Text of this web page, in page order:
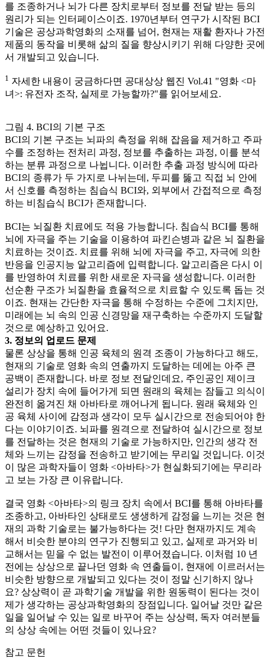
를 조종하거나 뇌가 다른 장치로부터 정보를 전달 받는 등의
원리가 되는 인터페이스이죠. 1970년부터 연구가 시작된 BCI
기술은 공상과학영화의 소재를 넘어, 현재는 재활 환자나 가전
제품의 동작을 비롯해 삶의 질을 향상시키기 위해 다양한 곳에
서 개발되고 있습니다.
1 자세한 내용이 궁금하다면 공대상상 웹진 Vol.41 "영화 <마
녀>: 유전자 조작, 실제로 가능할까?"를 읽어보세요.
그림 4. BCI의 기본 구조
BCI의 기본 구조는 뇌파의 측정을 위해 잡음을 제거하고 주파
수를 조정하는 전처리 과정, 정보를 추출하는 과정, 이를 분석
하는 분류 과정으로 나뉩니다. 이러한 추출 과정 방식에 따라
BCI의 종류가 두 가지로 나뉘는데, 두피를 뚫고 직접 뇌 안에
서 신호를 측정하는 침습식 BCI와, 외부에서 간접적으로 측정
하는 비침습식 BCI가 존재합니다.
BCI는 뇌질환 치료에도 적용 가능합니다. 침습식 BCI를 통해
뇌에 자극을 주는 기술을 이용하여 파킨슨병과 같은 뇌 질환을
치료하는 것이죠. 치료를 위해 뇌에 자극을 주고, 자극에 의한
반응을 인공지능 알고리즘에 입력합니다. 알고리즘은 다시 이
를 반영하여 치료를 위한 새로운 자극을 생성합니다. 이러한
선순환 구조가 뇌질환을 효율적으로 치료할 수 있도록 돕는 것
이죠. 현재는 간단한 자극을 통해 수정하는 수준에 그치지만,
미래에는 뇌 속의 인공 신경망을 재구축하는 수준까지 도달할
것으로 예상하고 있어요.
3. 정보의 업로드 문제
물론 상상을 통해 인공 육체의 원격 조종이 가능하다고 해도,
현재의 기술로 영화 속의 연출까지 도달하는 데에는 아주 큰
공백이 존재합니다. 바로 정보 전달인데요, 주인공인 제이크
설리가 장치 속에 들어가게 되면 원래의 육체는 잠들고 의식이
완전히 옮겨진 채 아바타로 깨어나게 됩니다. 원래 육체와 인
공 육체 사이에 감정과 생각이 모두 실시간으로 전송되어야 한
다는 이야기이죠. 뇌파를 원격으로 전달하여 실시간으로 정보
를 전달하는 것은 현재의 기술로 가능하지만, 인간의 생각 전
체와 느끼는 감정을 전송하고 받기에는 무리일 것입니다. 이것
이 많은 과학자들이 영화 <아바타>가 현실화되기에는 무리라
고 보는 가장 큰 이유랍니다.
결국 영화 <아바타>의 링크 장치 속에서 BCI를 통해 아바타를
조종하고, 아바타인 상태로도 생생하게 감정을 느끼는 것은 현
재의 과학 기술로는 불가능하다는 것! 다만 현재까지도 계속
해서 비슷한 분야의 연구가 진행되고 있고, 실제로 과거와 비
교해서는 믿을 수 없는 발전이 이루어졌습니다. 이처럼 10 년
전에는 상상으로 끝나던 영화 속 연출들이, 현재에 이르러서는
비슷한 방향으로 개발되고 있다는 것이 정말 신기하지 않나
요? 상상력이 곧 과학기술 개발을 위한 원동력이 된다는 것이
제가 생각하는 공상과학영화의 장점입니다. 일어날 것만 같은
일을 일어날 수 있는 일로 바꾸어 주는 상상력, 독자 여러분들
의 상상 속에는 어떤 것들이 있나요?
참고 문헌